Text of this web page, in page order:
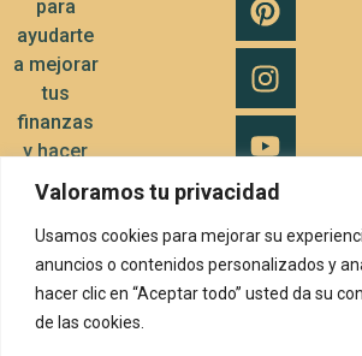
Valoramos tu privacidad
Usamos cookies para mejorar su
anuncios o contenidos personalizados y
hacer clic en “Aceptar todo” usted da su
de las cookies.
para
ayudarte
a mejorar
tus
finanzas
y hacer
crecer tu